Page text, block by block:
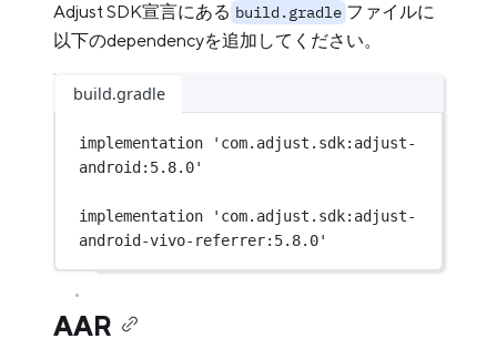
Adjust SDK宣言にある build.gradle ファイルに
以下のdependencyを追加してください。
build.gradle
implementation
'com.adjust.sdk:adjust-
android:5.8.0'
implementation
'com.adjust.sdk:adjust-
android-vivo-referrer:5.8.0'
AAR